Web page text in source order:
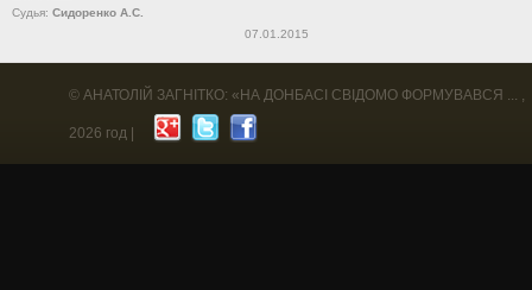
Судья: Сидоренко А.С.
07.01.2015
© АНАТОЛІЙ ЗАГНІТКО: «НА ДОНБАСІ СВІДОМО ФОРМУВАВСЯ ... ,
2026 год |